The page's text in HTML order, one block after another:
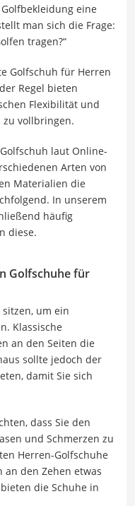
eine
man sich die Frage:
tragen?“
Golfschuh für Herren
Regel bieten
Flexibilität und
vollbringen.
laut Online-
Arten von
Materialien die
In unserem
häufig
diese.
Golfschuhe für
um ein
Klassische
an den Seiten die
sollte jedoch der
damit Sie sich
dass Sie den
und Schmerzen zu
Herren-Golfschuhe
an den Zehen etwas
die Schuhe in